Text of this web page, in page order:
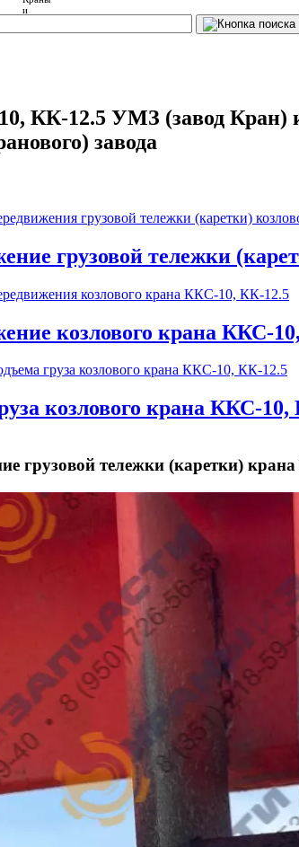
КК-12.5 УМЗ (завод
завода
грузовой тележки
козлового крана ККС-
козлового крана ККС-10,
грузовой тележки (каретки)